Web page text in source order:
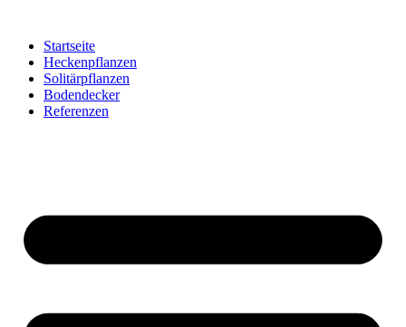
Startseite
Heckenpflanzen
Solitärpflanzen
Bodendecker
Referenzen